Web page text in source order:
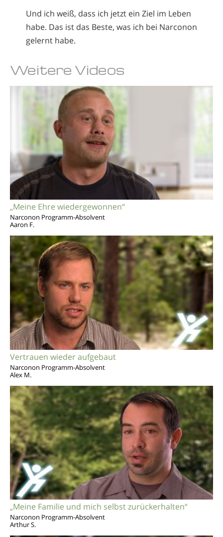
Und ich weiß, dass ich jetzt ein Ziel im Leben
habe. Das ist das Beste, was ich bei Narconon
gelernt habe.
Weitere Videos
„Meine Ehre wiedergewonnen“
Narconon Programm-Absolvent
Aaron F.
Vertrauen wieder aufgebaut
Narconon Programm-Absolvent
Alex M.
„Meine Familie und mich selbst zurückerhalten“
Narconon Programm-Absolvent
Arthur S.